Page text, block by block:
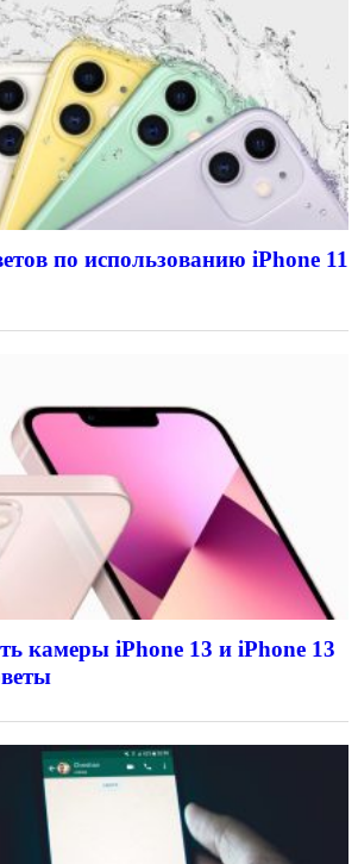
по использованию iPhone 11
камеры iPhone 13 и iPhone 13